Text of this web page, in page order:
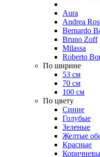
Aura
Andrea
Bernardo
Bruno Zoff
Milassa
Roberto
По ширине
53 см
70 см
100 см
По цвету
Синие
Голубые
Зеленые
Желтые
Красные